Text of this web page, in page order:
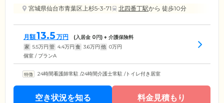
宮城県仙台市青葉区上杉5-3-71
北四番丁駅から 徒歩10分
月額13.5 万円 (入居金 0円) + 介護保険料
家 5.5万円 管 4.4万円 食 3.6万円 他 0万円
個室 / プランA
24時間看護師常駐 /24時間介護士常駐 /トイレ付き居室
空き状況を知る 料金見積もり